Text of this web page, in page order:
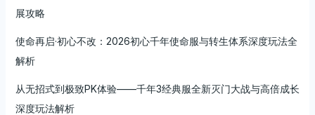
展攻略
使命再启·初心不改：2026初心千年使命服与转生体系深度玩法全
解析
从无招式到极致PK体验——千年3经典服全新灭门大战与高倍成长
深度玩法解析